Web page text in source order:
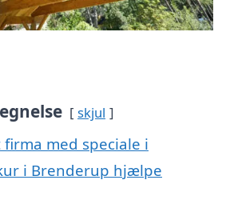
skjul
med speciale i
i Brenderup hjælpe